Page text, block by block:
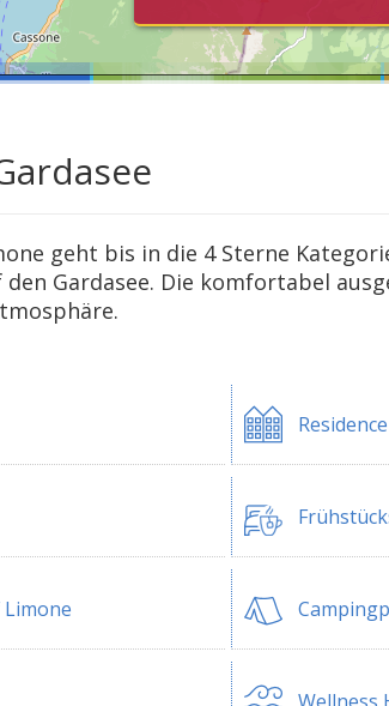
geht bis in die 4 Sterne
Gardasee. Die komfortabel